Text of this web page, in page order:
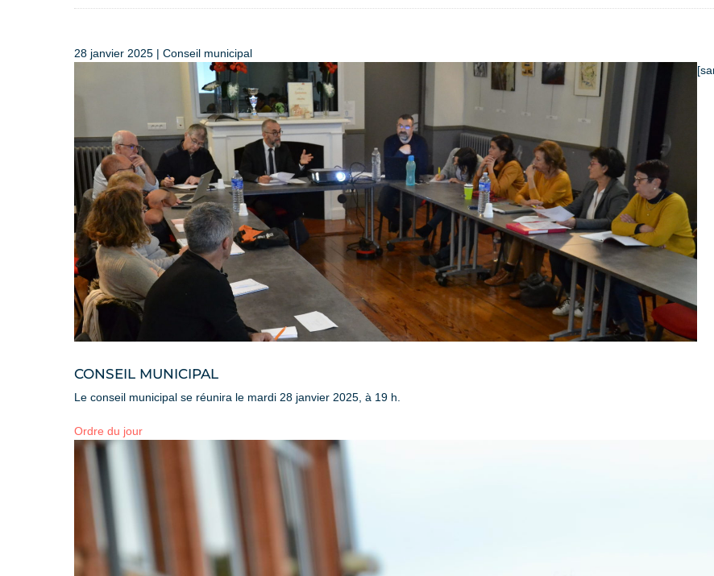
28 janvier 2025 | Conseil municipal
CONSEIL MUNICIPAL
Le conseil municipal se réunira le mardi 28 janvier 2025, à 19 h.
Ordre du jour